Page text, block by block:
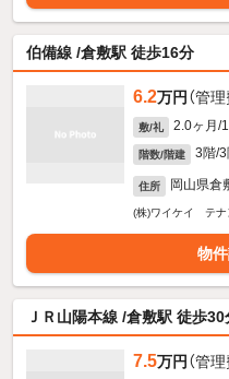
伯備線 /倉敷駅 徒歩16分
6.2万円 （管理
敷/礼 2.0ヶ月/
階数/階建 3階/3
住所 岡山県倉
(株)ワイケイ テナ
物
ＪＲ山陽本線 /倉敷駅 徒歩30
7.5万円 （管